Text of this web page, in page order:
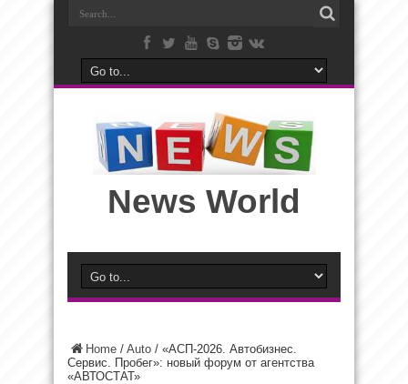
News World
Home / Auto / «АСП-2026. Автобизнес.
Сервис. Пробег»: новый форум от агентства
«АВТОСТАТ»